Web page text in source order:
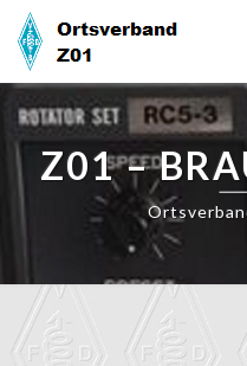
Skip
content
Z01 –